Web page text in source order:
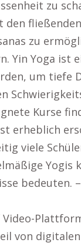
zu
den
zu
Yin Yoga ist
um tiefe
Kurse
erheblich
viele
Yogis
bedeuten. –
von